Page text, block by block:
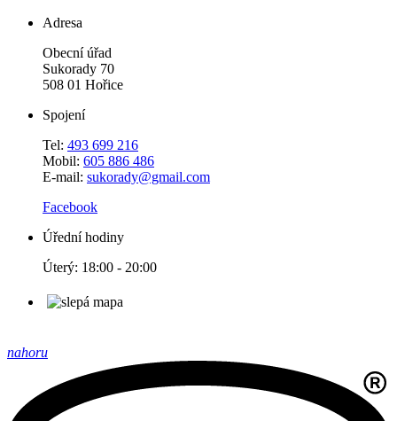
Adresa
Obecní úřad
Sukorady 70
508 01 Hořice
Spojení
Tel: 493 699 216
Mobil: 605 886 486
E-mail: sukorady@gmail.com
Facebook
Úřední hodiny
Úterý: 18:00 - 20:00
nahoru